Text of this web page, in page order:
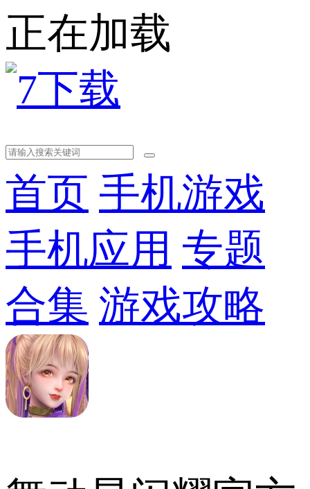
正在加载
首页 手机游戏
手机应用 专题
合集 游戏攻略